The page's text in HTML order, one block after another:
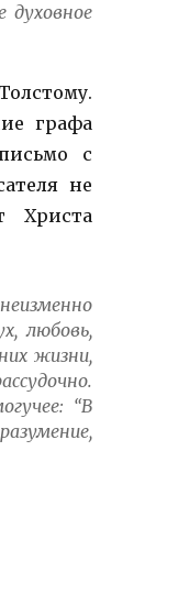
графа
с
не
Христа
любовь,
жизни,
“В